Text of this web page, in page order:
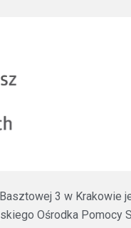
3 w
Ośrodka Pomocy